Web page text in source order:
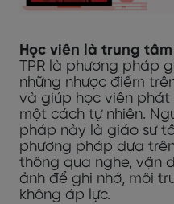
Học viên là trung
TPR là phương pháp
những nhược điểm
và giúp học viên phát
một cách tự nhiên.
pháp này là giáo sư
phương pháp dựa
thông qua nghe, vận
ảnh để ghi nhớ, môi
không áp lực.